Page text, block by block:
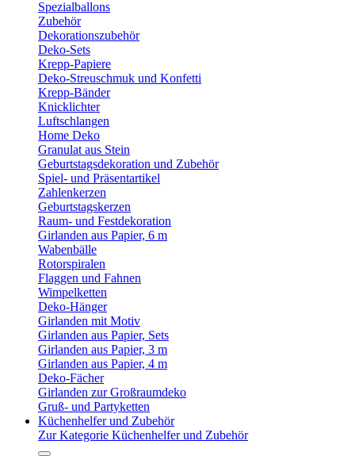
Spezialballons
Zubehör
Dekorationszubehör
Deko-Sets
Krepp-Papiere
Deko-Streuschmuk und Konfetti
Krepp-Bänder
Knicklichter
Luftschlangen
Home Deko
Granulat aus Stein
Geburtstagsdekoration und Zubehör
Spiel- und Präsentartikel
Zahlenkerzen
Geburtstagskerzen
Raum- und Festdekoration
Girlanden aus Papier, 6 m
Wabenbälle
Rotorspiralen
Flaggen und Fahnen
Wimpelketten
Deko-Hänger
Girlanden mit Motiv
Girlanden aus Papier, Sets
Girlanden aus Papier, 3 m
Girlanden aus Papier, 4 m
Deko-Fächer
Girlanden zur Großraumdeko
Gruß- und Partyketten
Küchenhelfer und Zubehör
Zur Kategorie Küchenhelfer und Zubehör